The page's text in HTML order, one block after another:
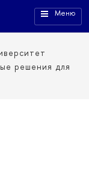
Меню
решения для